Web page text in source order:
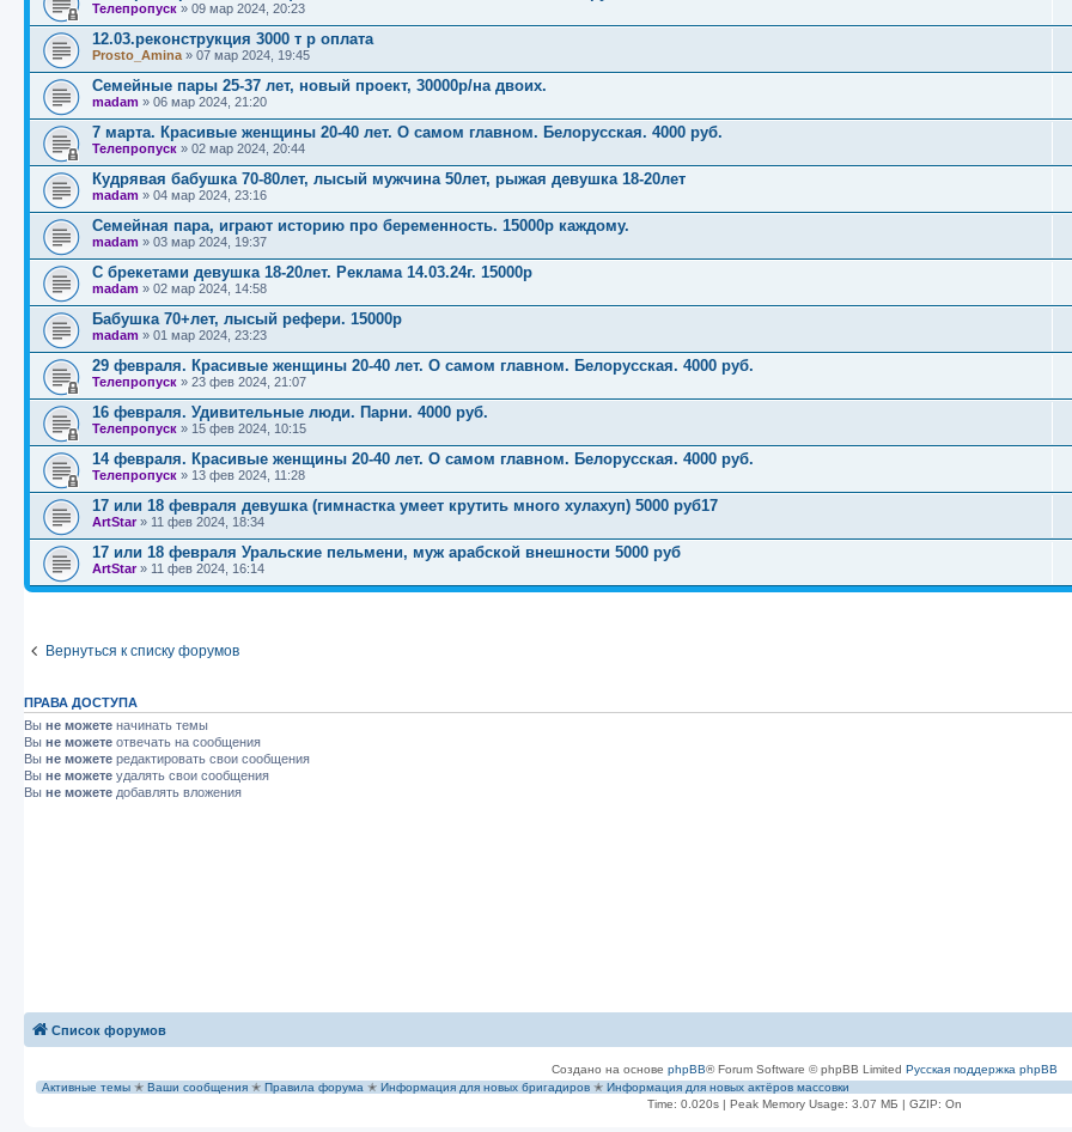
Телепропуск » 09 мар 2024, 20:23
12.03.реконструкция 3000 т р оплата
Prosto_Amina » 07 мар 2024, 19:45
Семейные пары 25-37 лет, новый проект, 30000р/на двоих.
madam » 06 мар 2024, 21:20
7 марта. Красивые женщины 20-40 лет. О самом главном. Белорусская. 4000 руб.
Телепропуск » 02 мар 2024, 20:44
Кудрявая бабушка 70-80лет, лысый мужчина 50лет, рыжая девушка 18-20лет
madam » 04 мар 2024, 23:16
Семейная пара, играют историю про беременность. 15000р каждому.
madam » 03 мар 2024, 19:37
С брекетами девушка 18-20лет. Реклама 14.03.24г. 15000р
madam » 02 мар 2024, 14:58
Бабушка 70+лет, лысый рефери. 15000р
madam » 01 мар 2024, 23:23
29 февраля. Красивые женщины 20-40 лет. О самом главном. Белорусская. 4000 руб.
Телепропуск » 23 фев 2024, 21:07
16 февраля. Удивительные люди. Парни. 4000 руб.
Телепропуск » 15 фев 2024, 10:15
14 февраля. Красивые женщины 20-40 лет. О самом главном. Белорусская. 4000 руб.
Телепропуск » 13 фев 2024, 11:28
17 или 18 февраля девушка (гимнастка умеет крутить много хулахуп) 5000 руб17
ArtStar» 11 фев 2024, 18:34
17 или 18 февраля Уральские пельмени, муж арабской внешности 5000 руб
ArtStar» 11 фев 2024, 16:14
Вернуться к списку форумов
ПРАВА ДОСТУПА
Вы не можете начинать темы
Вы не можете отвечать на сообщения
Вы не можете редактировать свои сообщения
Вы не можете удалять свои сообщения
Вы не можете добавлять вложения
Список форумов
Создано на основе phpBB® Forum Software © phpBB Limited Русская поддержка phpBB
Активные темы ✭ Ваши сообщения ✭ Правила форума ✭ Информация для новых бригадиров ✭ Информация для новых актёров массовки
Time: 0.020s| Peak Memory Usage: 3.07 МБ | GZIP: On